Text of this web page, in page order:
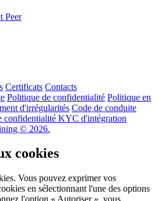
Peer
Certificats Contacts
Politique de confidentialité Politique en
d'irrégularités Code de conduite
confidentialité KYC d'intégration
© 2026.
cookies
Vous pouvez exprimer vos
en sélectionnant l'une des options